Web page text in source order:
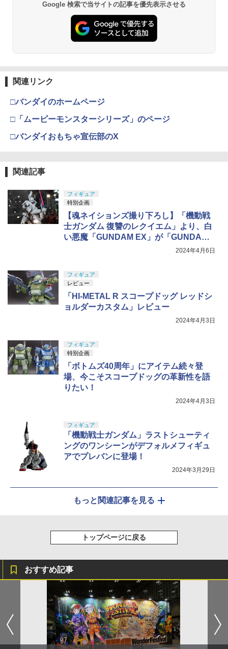
Google 検索で当サイトの記事を優先表示させる
関連リンク
□バンダイのホームページ
□「ムービーモンスターシリーズ」のページ
□バンダイおもちゃ宣伝部のX
関連記事
フィギュア
特別企画
【魂ネイションズ撮り下ろし】「機動戦
士ガンダム 復讐のレクイエム」より、白
い悪魔「GUNDAM EX」が「GUNDAM
UNIVERSE」にて立体化決定！2024年4月6日
フィギュア
レビュー
「HI-METAL R スコープドッグ レッドシ
ョルダーカスタム」レビュー
2024年4月3日
フィギュア
特別企画
「ボトムズ40周年」にアイテム続々登
場、今こそスコープドッグの革新性を語
りたい！
2024年4月3日
フィギュア
「機動戦士ガンダム」ラストシューティ
ングのワンシーンがデフォルメフィギュ
アでプレバンに登場！
2024年3月29日
もっと関連記事を見る
トップページに戻る
おすすめ記事